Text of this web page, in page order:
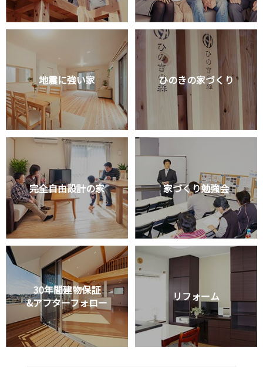
地震に強い家 ひのきの家づくり
完全自由設計の家 家づくり勉強会
30年間建物保証
&アフターフォロー
リフォーム